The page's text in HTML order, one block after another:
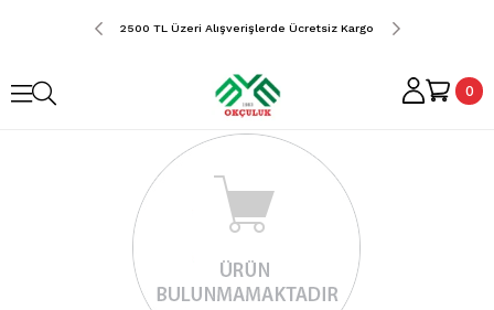
Ücretsiz Kargo 2500 TL Üzeri Alışverişlerde Ücretsiz Kargo 2500 TL Üzeri
0